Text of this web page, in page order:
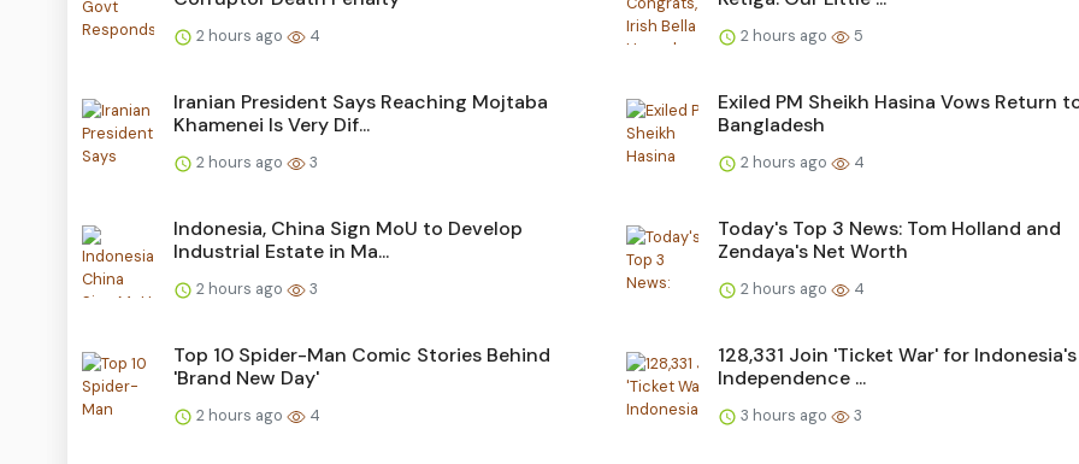
2 hours ago 4 2 hours ago 5
Iranian President Says Reaching Mojtaba
Khamenei Is Very Dif...
2 hours ago 3
Exiled PM Sheikh Hasina Vows Return
Bangladesh
2 hours ago 4
Indonesia, China Sign MoU to Develop
Industrial Estate in Ma...
2 hours ago 3
Today's Top 3 News: Tom Holland and
Zendaya's Net Worth
2 hours ago 4
Top 10 Spider-Man Comic Stories Behind
'Brand New Day'
2 hours ago 4
128,331 Join 'Ticket War' for
Independence ...
3 hours ago 3